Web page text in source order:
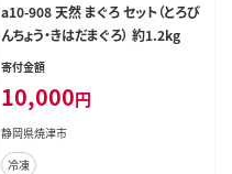
a10-908 天然 まぐろ セット（とろび
んちょう・きはだまぐろ） 約1.2kg
寄付金額
10,000円
静岡県焼津市
冷凍